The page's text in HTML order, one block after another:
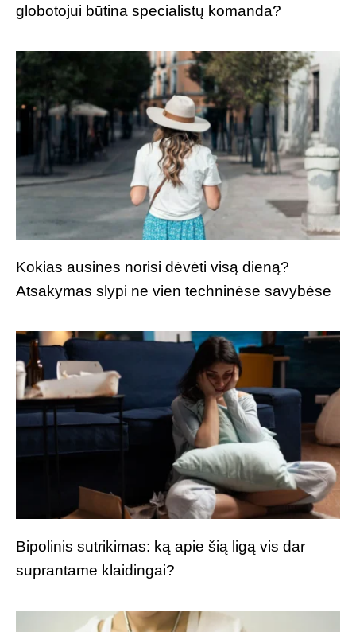
globotojui būtina specialistų komanda?
Kokias ausines norisi dėvėti visą dieną?
Atsakymas slypi ne vien techninėse savybėse
Bipolinis sutrikimas: ką apie šią ligą vis dar
suprantame klaidingai?